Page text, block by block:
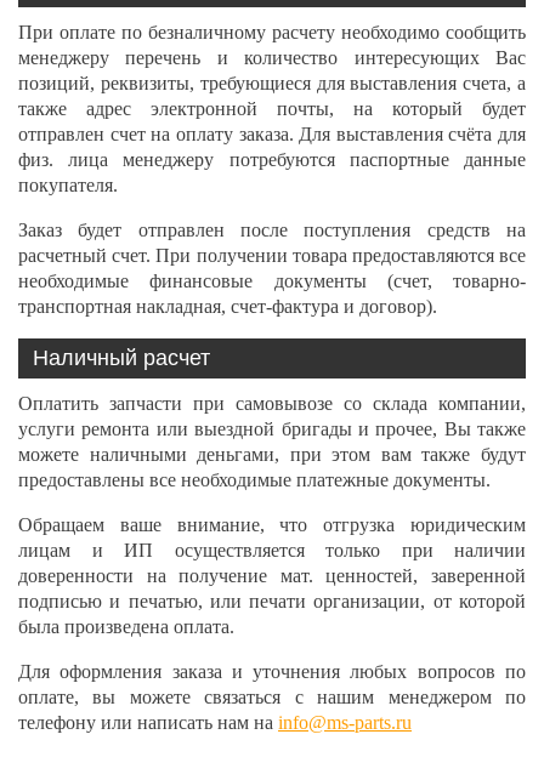
При оплате по безналичному расчету необходимо сообщить
менеджеру перечень и количество интересующих Вас
позиций, реквизиты, требующиеся для выставления счета, а
также адрес электронной почты, на который будет
отправлен счет на оплату заказа. Для выставления счёта для
физ. лица менеджеру потребуются паспортные данные
покупателя.
Заказ будет отправлен после поступления средств на
расчетный счет. При получении товара предоставляются все
необходимые финансовые документы (счет, товарно-
транспортная накладная, счет-фактура и договор).
Наличный расчет
Оплатить запчасти при самовывозе со склада компании,
услуги ремонта или выездной бригады и прочее, Вы также
можете наличными деньгами, при этом вам также будут
предоставлены все необходимые платежные документы.
Обращаем ваше внимание, что отгрузка юридическим
лицам и ИП осуществляется только при наличии
доверенности на получение мат. ценностей, заверенной
подписью и печатью, или печати организации, от которой
была произведена оплата.
Для оформления заказа и уточнения любых вопросов по
оплате, вы можете связаться с нашим менеджером по
телефону или написать нам на info@ms-parts.ru